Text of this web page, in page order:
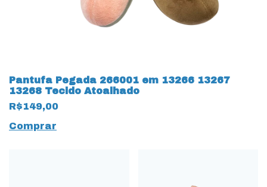
Pantufa Pegada 266001 em 13266 13267
13268 Tecido Atoalhado
R$149,00
Comprar